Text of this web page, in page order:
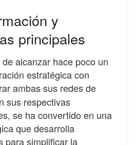
y
principales
alcanzar hace poco un
estratégica con
ambas sus redes de
sus respectivas
se ha convertido en una
que desarrolla
para simplificar la